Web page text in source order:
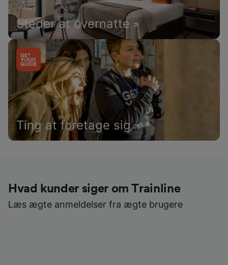
Steder at overnatte
Ting at foretage sig
Hvad kunder siger om Trainline
Læs ægte anmeldelser fra ægte brugere